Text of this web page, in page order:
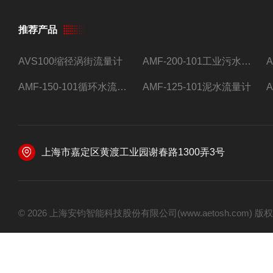
推荐产品
AVS100缩径涡街流量计 AMF-200-101工业污水流量计
AMF-150-101循环水流量计,电磁流量计 AMF-125-101泥水流量计
上海市嘉定区黄渡工业园谢春路1300弄3号
© 2026 上海安钧智能科技股份有限公司(www.aetosh.com)